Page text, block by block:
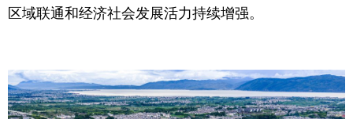
区域联通和经济社会发展活力持续增强。